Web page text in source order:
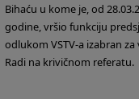
Bihaću u kome je, od
godine, vršio funkciju
odlukom VSTV-a izabran
Radi na krivičnom referatu.